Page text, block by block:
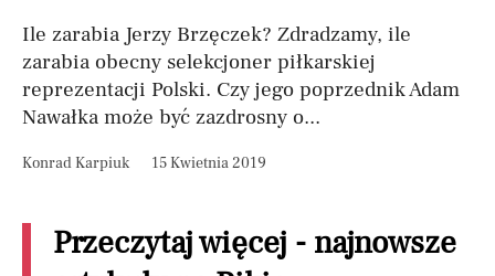
Ile zarabia Jerzy Brzęczek? Zdradzamy, ile
zarabia obecny selekcjoner piłkarskiej
reprezentacji Polski. Czy jego poprzednik Adam
Nawałka może być zazdrosny o...
Konrad Karpiuk 15 Kwietnia 2019
Przeczytaj więcej - najnowsze